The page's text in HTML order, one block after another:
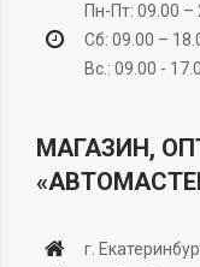
Пн-Пт: 09.00 –
Сб: 09.00 –
Вс.: 09.00 -
МАГАЗИН,
г.